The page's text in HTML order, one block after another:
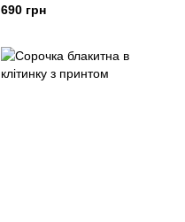
690 грн